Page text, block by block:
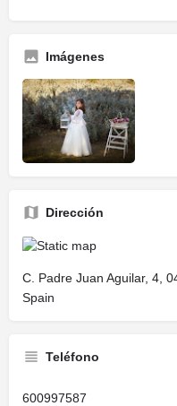
Imágenes
Dirección
C. Padre Juan Aguilar, 4,
Spain
Teléfono
600997587